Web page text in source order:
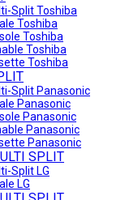
Split Toshiba
Toshiba
Toshiba
Toshiba
Toshiba
Split Panasonic
Panasonic
Panasonic
Panasonic
Panasonic
SPLIT
Split LG
LG